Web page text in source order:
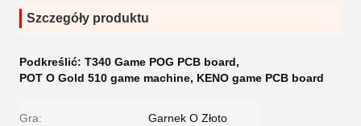
Szczegóły produktu
Podkreślić: T340 Game POG PCB board,
POT O Gold 510 game machine, KENO game PCB board
Gra: Garnek O Złoto